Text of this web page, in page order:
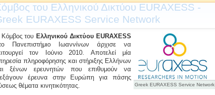
του Ελληνικού Δικτύου EURAXESS -
EURAXESS Service Network
Greek EURAXESS Service Network
του Ελληνικού Δικτύου EURAXESS
Πανεπιστήμιο Ιωαννίνων άρχισε να
τον Ιούνιο 2010. Αποτελεί μία
πληροφόρησης και στήριξης Ελλήνων
ξένων ερευνητών που επιθυμούν να
έρευνα στην Ευρώπη για πάσης
θέματα κινητικότητας.